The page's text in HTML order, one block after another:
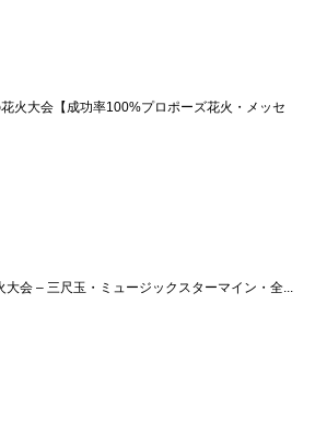
火大会【成功率100%プロポーズ花火・メッセ
大会 – 三尺玉・ミュージックスターマイン・全...